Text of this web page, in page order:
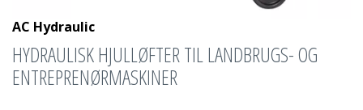
AC Hydraulic
HYDRAULISK HJULLØFTER TIL LANDBRUGS- OG
ENTREPRENØRMASKINER